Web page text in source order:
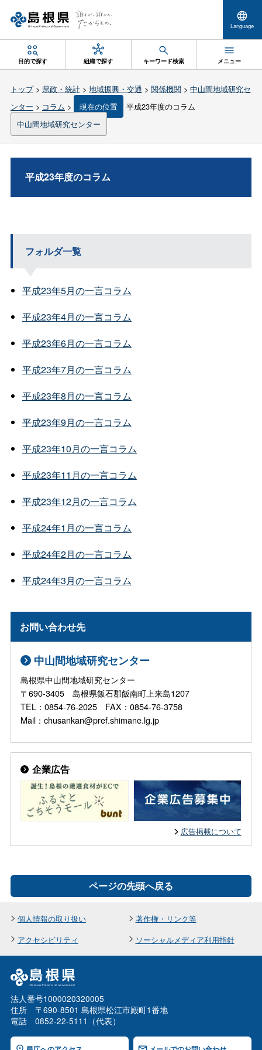
Language
目的で探す 組織で探す キーワード検索 メニュー
トップ> 県政・統計> 地域振興・交通 > 関係機関> 中山間地域研究セ
ンター > コラム > 現在の位置
平成23年度のコラム
中山間地域研究センター
平成23年度のコラム
フォルダ一覧
平成23年5月の一言コラム
平成23年4月の一言コラム
平成23年6月の一言コラム
平成23年7月の一言コラム
平成23年8月の一言コラム
平成23年9月の一言コラム
平成23年10月の一言コラム
平成23年11月の一言コラム
平成23年12月の一言コラム
平成24年1月の一言コラム
平成24年2月の一言コラム
平成24年3月の一言コラム
お問い合わせ先
中山間地域研究センター
島根県中山間地域研究センター
〒690-3405 島根県飯石郡飯南町上来島1207
TEL：0854-76-2025 FAX：0854-76-3758
Mail：chusankan@pref.shimane.lg.jp
企業広告
広告掲載について
ページの先頭へ戻る
個人情報の取り扱い
著作権・リンク等
アクセシビリティ
ソーシャルメディア利用指針
法人番号1000020320005
住所 〒690-8501 島根県松江市殿町1番地
電話 0852-22-5111（代表）